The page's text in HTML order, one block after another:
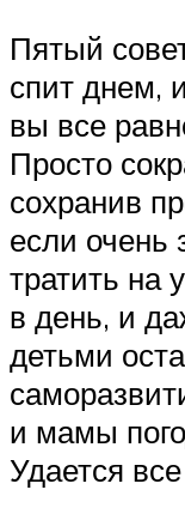
Пятый
спит днем,
вы все
Просто
сохранив
если очень
тратить на
в день, и
детьми
и мамы
Удается